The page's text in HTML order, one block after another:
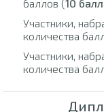
баллов (10
Участники,
количества
Участники,
количества